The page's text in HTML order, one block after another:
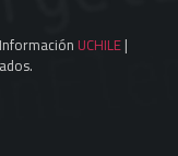
UCHILE|